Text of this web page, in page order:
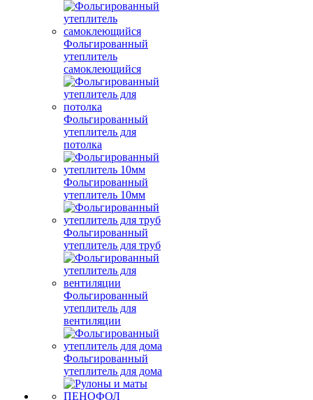
Фольгированный
утеплитель
самоклеющийся
Фольгированный
утеплитель для
потолка
Фольгированный
утеплитель 10мм
Фольгированный
утеплитель для труб
Фольгированный
утеплитель для
вентиляции
Фольгированный
утеплитель для дома